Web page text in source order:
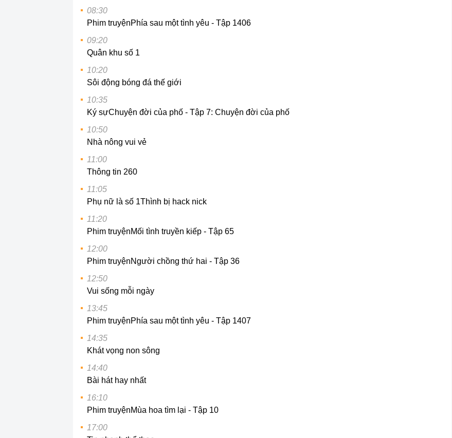
08:30
Phim truyệnPhía sau một tình yêu - Tập 1406
09:20
Quân khu số 1
10:20
Sôi động bóng đá thế giới
10:35
Ký sựChuyện đời của phố - Tập 7: Chuyện đời của phố
10:50
Nhà nông vui vẻ
11:00
Thông tin 260
11:05
Phụ nữ là số 1Thình bị hack nick
11:20
Phim truyệnMối tình truyền kiếp - Tập 65
12:00
Phim truyệnNgười chồng thứ hai - Tập 36
12:50
Vui sống mỗi ngày
13:45
Phim truyệnPhía sau một tình yêu - Tập 1407
14:35
Khát vọng non sông
14:40
Bài hát hay nhất
16:10
Phim truyệnMùa hoa tìm lại - Tập 10
17:00